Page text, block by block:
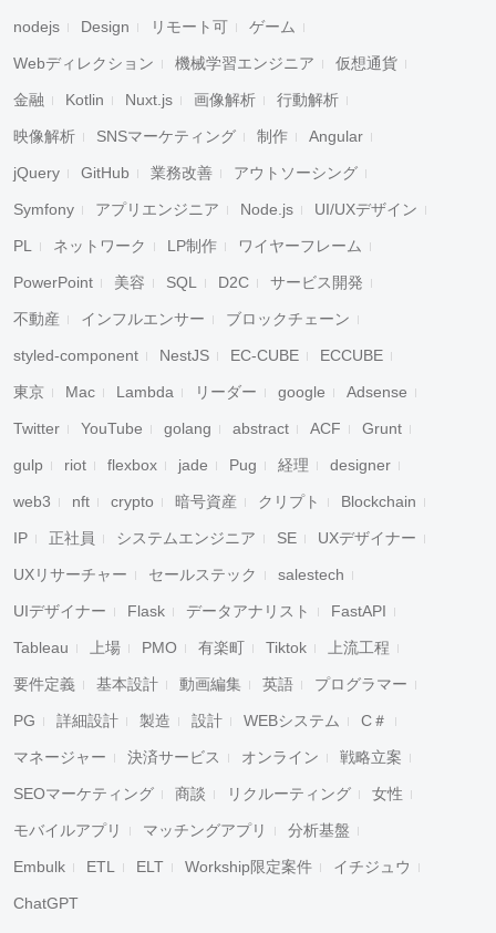
nodejs Design リモート可 ゲーム
Webディレクション 機械学習エンジニア 仮想通貨
金融 Kotlin Nuxt.js 画像解析 行動解析
映像解析 SNSマーケティング 制作 Angular
jQuery GitHub 業務改善 アウトソーシング
Symfony アプリエンジニア Node.js UI/UXデザイン
PL ネットワーク LP制作 ワイヤーフレーム
PowerPoint 美容 SQL D2C サービス開発
不動産 インフルエンサー ブロックチェーン
styled-component NestJS EC-CUBE ECCUBE
東京 Mac Lambda リーダー google Adsense
Twitter YouTube golang abstract ACF Grunt
gulp riot flexbox jade Pug 経理 designer
web3 nft crypto 暗号資産 クリプト Blockchain
IP 正社員 システムエンジニア SE UXデザイナー
UXリサーチャー セールステック salestech
UIデザイナー Flask データアナリスト FastAPI
Tableau 上場 PMO 有楽町 Tiktok 上流工程
要件定義 基本設計 動画編集 英語 プログラマー
PG 詳細設計 製造 設計 WEBシステム C＃
マネージャー 決済サービス オンライン 戦略立案
SEOマーケティング 商談 リクルーティング 女性
モバイルアプリ マッチングアプリ 分析基盤
Embulk ETL ELT Workship限定案件 イチジュウ
ChatGPT